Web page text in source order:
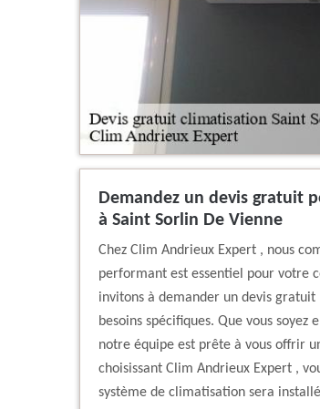
Demandez un devis gratuit
à Saint Sorlin De Vienne
Chez Clim Andrieux Expert , nous
performant est essentiel pour votre
invitons à demander un devis
besoins spécifiques. Que vous
notre équipe est prête à vous offrir
choisissant Clim Andrieux Expert ,
système de climatisation sera